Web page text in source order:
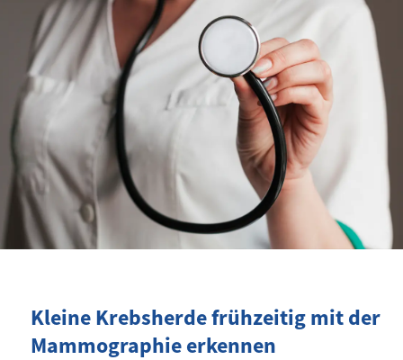
Kleine Krebsherde frühzeitig mit der
Mammographie erkennen